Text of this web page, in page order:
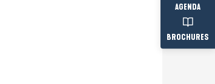
AGENDA
BROCHURES